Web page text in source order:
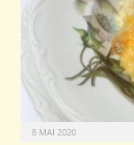
8 MAI 2020